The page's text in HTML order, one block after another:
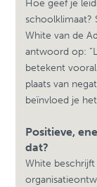
Hoe geef je
schoolklimaat?
White van de
antwoord op:
betekent
plaats van
beïnvloed je
Positieve,
dat?
White